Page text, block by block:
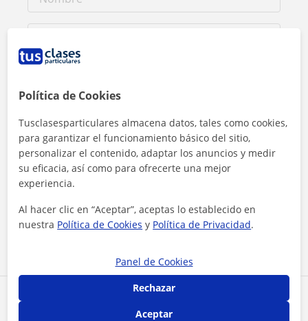
Comparte a este profesor
Al hacer clic, aceptas nuestro
Contactar ahora
Política de Cookies
Tusclasesparticulares almacena datos, tales como cookies,
para garantizar el funcionamiento básico del sitio,
personalizar el contenido, adaptar los anuncios y medir
su eficacia, así como para ofrecerte una mejor
experiencia.
Al hacer clic en “Aceptar”, aceptas lo establecido en
nuestra Política de Cookies y Política de Privacidad.
Panel de Cookies
Rechazar
Aceptar